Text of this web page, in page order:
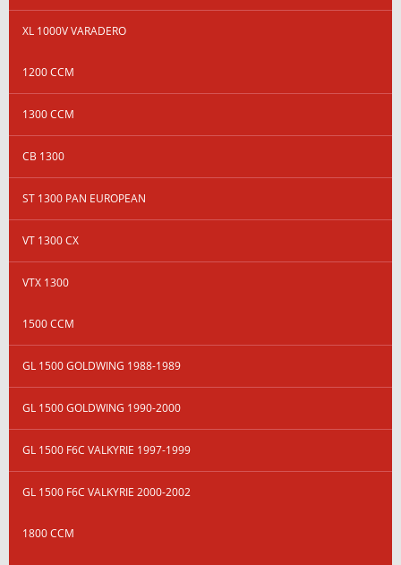
XL 1000V VARADERO
1200 CCM
1300 CCM
CB 1300
ST 1300 PAN EUROPEAN
VT 1300 CX
VTX 1300
1500 CCM
GL 1500 GOLDWING 1988-1989
GL 1500 GOLDWING 1990-2000
GL 1500 F6C VALKYRIE 1997-1999
GL 1500 F6C VALKYRIE 2000-2002
1800 CCM